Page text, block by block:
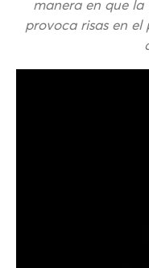
manera en que la
provoca risas en el